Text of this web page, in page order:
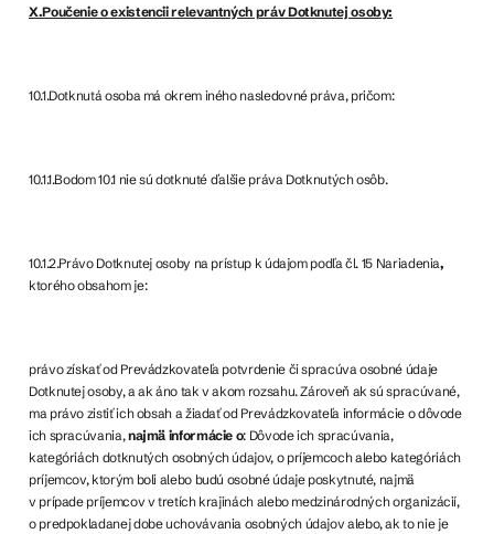
X.Poučenie o existencii relevantných práv Dotknutej osoby:
10.1.Dotknutá osoba má okrem iného nasledovné práva, pričom:
10.1.1.Bodom 10.1 nie sú dotknuté ďalšie práva Dotknutých osôb.
10.1.2.Právo Dotknutej osoby na prístup k údajom podľa čl. 15 Nariadenia,
ktorého obsahom je:
právo získať od Prevádzkovateľa potvrdenie či spracúva osobné údaje
Dotknutej osoby, a ak áno tak v akom rozsahu. Zároveň ak sú spracúvané,
ma právo zistiť ich obsah a žiadať od Prevádzkovateľa informácie o dôvode
ich spracúvania,najmä informácie o: Dôvode ich spracúvania,
kategóriách dotknutých osobných údajov, o príjemcoch alebo kategóriách
príjemcov, ktorým boli alebo budú osobné údaje poskytnuté, najmä
v prípade príjemcov v tretích krajinách alebo medzinárodných organizácií,
o predpokladanej dobe uchovávania osobných údajov alebo, ak to nie je